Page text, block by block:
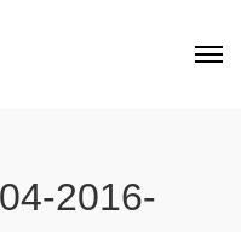
2016-